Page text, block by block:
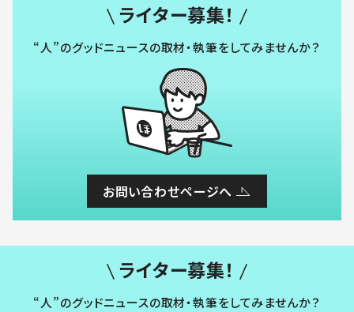
ライター募集！
“人”のグッドニュースの取材・執筆をしてみませんか？
お問い合わせページへ
ライター募集！
“人”のグッドニュースの取材・執筆をしてみませんか？